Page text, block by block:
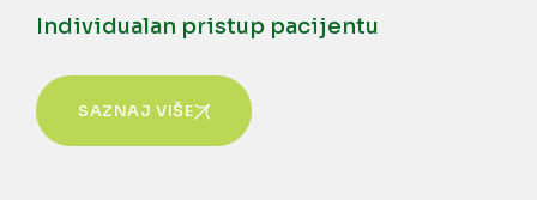
Individualan pristup pacijentu
SAZNAJ VIŠE